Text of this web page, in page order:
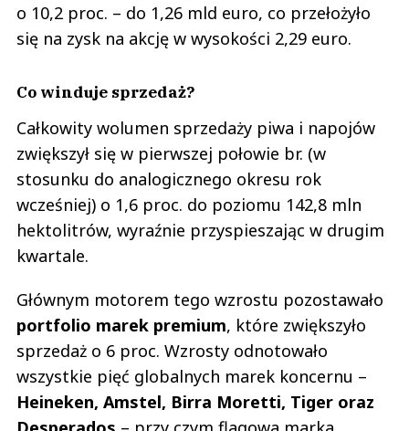
o 10,2 proc. – do 1,26 mld euro, co przełożyło
się na zysk na akcję w wysokości 2,29 euro.
Co winduje sprzedaż?
Całkowity wolumen sprzedaży piwa i napojów
zwiększył się w pierwszej połowie br. (w
stosunku do analogicznego okresu rok
wcześniej) o 1,6 proc. do poziomu 142,8 mln
hektolitrów, wyraźnie przyspieszając w drugim
kwartale.
Głównym motorem tego wzrostu pozostawało
portfolio marek premium, które zwiększyło
sprzedaż o 6 proc. Wzrosty odnotowało
wszystkie pięć globalnych marek koncernu –
Heineken, Amstel, Birra Moretti, Tiger oraz